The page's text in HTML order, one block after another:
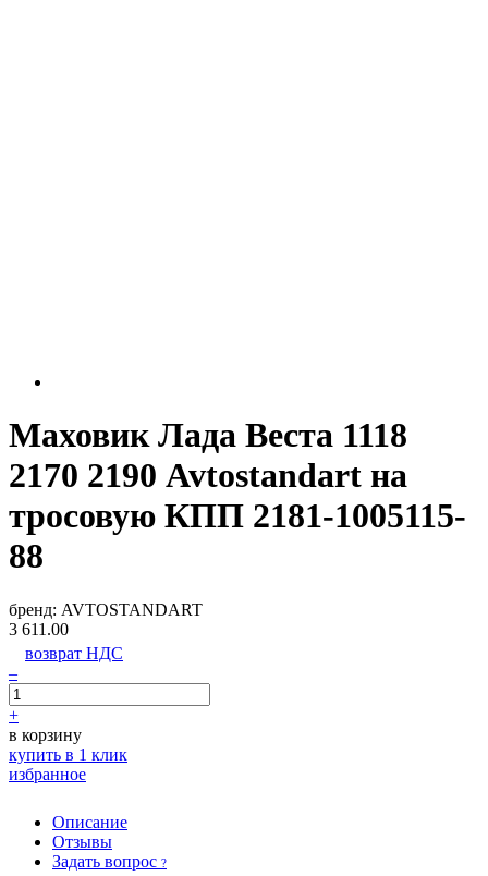
Маховик Лада Веста 1118
2170 2190 Avtostandart на
тросовую КПП 2181-1005115-
88
бренд: AVTOSTANDART
3 611.00
возврат НДС
–
+
в корзину
купить в 1 клик
избранное
Описание
Отзывы
Задать вопрос ?